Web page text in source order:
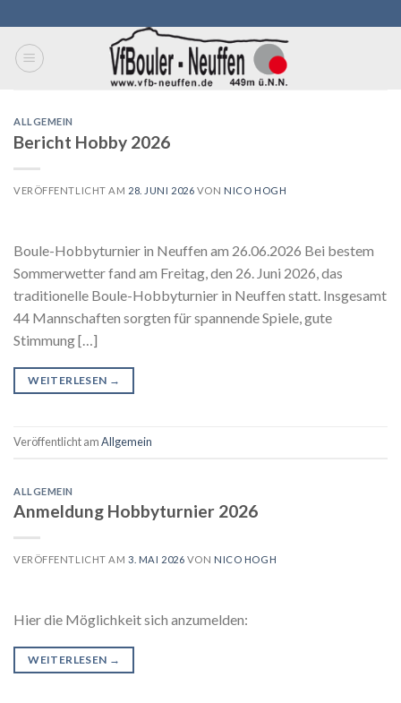
to
content
ALLGEMEIN
Bericht Hobby 2026
VERÖFFENTLICHT AM 28. JUNI 2026 VON NICO HOGH
Boule-Hobbyturnier in Neuffen am 26.06.2026 Bei bestem
Sommerwetter fand am Freitag, den 26. Juni 2026, das
traditionelle Boule-Hobbyturnier in Neuffen statt. Insgesamt
44 Mannschaften sorgten für spannende Spiele, gute
Stimmung […]
WEITERLESEN →
Veröffentlicht amAllgemein
ALLGEMEIN
Anmeldung Hobbyturnier 2026
VERÖFFENTLICHT AM3. MAI 2026 VON NICO HOGH
Hier die Möglichkeit sich anzumelden:
WEITERLESEN →